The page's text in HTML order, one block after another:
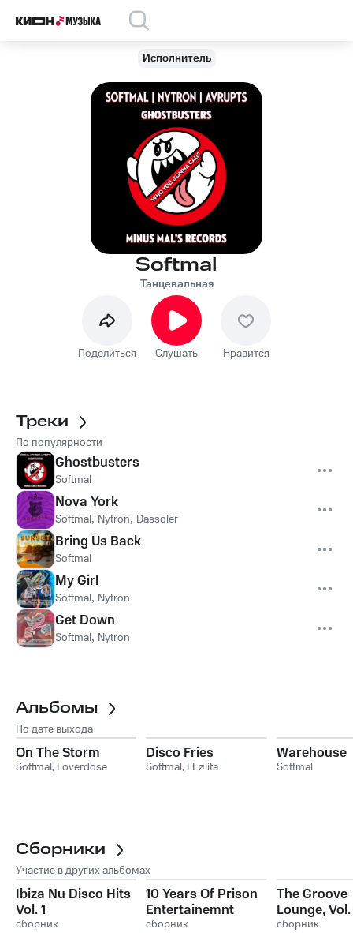
Исполнитель
Softmal
Танцевальная
Поделиться Слушать Нравится
Треки
По популярности
Ghostbusters
Softmal
Nova York
Softmal, Nytron, Dassoler
Bring Us Back
Softmal
My Girl
Softmal, Nytron
Get Down
Softmal, Nytron
Альбомы
По дате выхода
On The Storm
Softmal, Loverdose
Disco Fries
Softmal, LLølita
Warehouse
Softmal
Сборники
Участие в других альбомах
Ibiza Nu Disco Hits
Vol. 1
сборник
10 Years Of Prison
Entertainemnt
сборник
The Groove
Lounge, Vol.
сборник